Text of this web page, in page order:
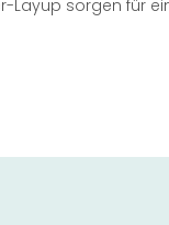
Layup sorgen für